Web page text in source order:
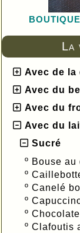
La
Avec de la
Avec du
Avec du
Avec du
Sucré
º Bouse au
º
º Canelé
º
º
º Clafoutis